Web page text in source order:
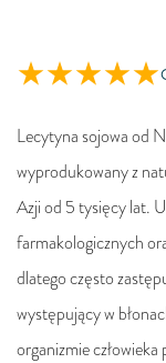
Lecytyna sojowa od
wyprodukowany z
Azji od 5 tysięcy lat.
farmakologicznych
dlatego często
występujący w
organizmie